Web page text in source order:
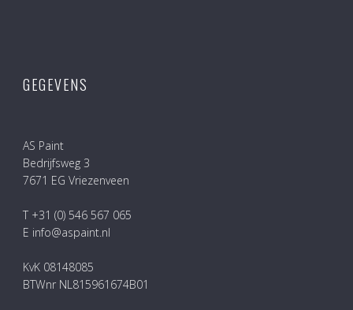
GEGEVENS
AS Paint
Bedrijfsweg 3
7671 EG Vriezenveen
T +31 (0) 546 567 065
E info@aspaint.nl
KvK 08148085
BTWnr NL815961674B01